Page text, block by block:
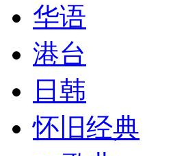
华语
港台
日韩
怀旧经典